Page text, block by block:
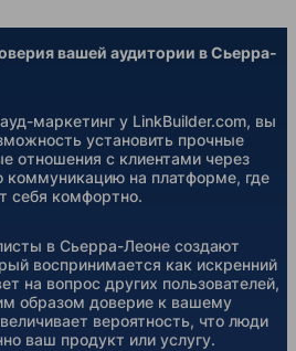
вашей аудитории в Сьерра-
маркетинг у LinkBuilder.com, вы
установить прочные
отношения с клиентами через
коммуникацию на платформе, где
себя комфортно.
в Сьерра-Леоне создают
воспринимается как искренний
на вопрос других пользователей,
образом доверие к вашему
вероятность, что люди
ваш продукт или услугу.